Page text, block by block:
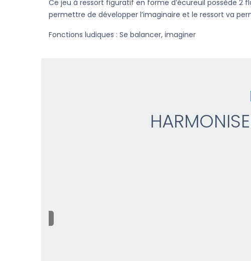
Ce jeu à ressort figuratif en forme d’écureuil possède 2
permettre de développer l’imaginaire et le ressort va
Fonctions ludiques : Se balancer, imaginer